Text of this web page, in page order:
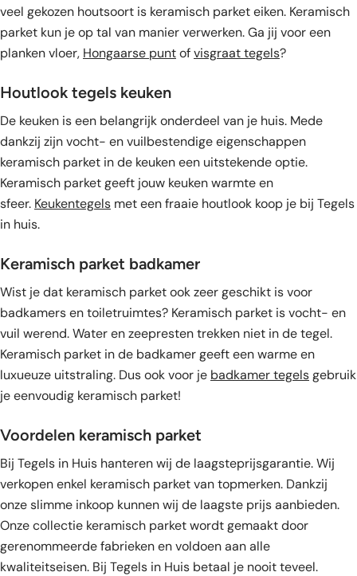
veel gekozen houtsoort is keramisch parket eiken. Keramisch
parket kun je op tal van manier verwerken. Ga jij voor een
planken vloer, Hongaarse puntofvisgraat tegels?
Houtlook tegels keuken
De keuken is een belangrijk onderdeel van je huis. Mede
dankzij zijn vocht- en vuilbestendige eigenschappen
keramisch parket in de keuken een uitstekende optie.
Keramisch parket geeft jouw keuken warmte en
sfeer. Keukentegels met een fraaie houtlook koop je bij Tegels
in huis.
Keramisch parket badkamer
Wist je dat keramisch parket ook zeer geschikt is voor
badkamers en toiletruimtes? Keramisch parket is vocht- en
vuil werend. Water en zeepresten trekken niet in de tegel.
Keramisch parket in de badkamer geeft een warme en
luxueuze uitstraling. Dus ook voor je badkamer tegelsgebruik
je eenvoudig keramisch parket!
Voordelen keramisch parket
Bij Tegels in Huis hanteren wij de laagsteprijsgarantie. Wij
verkopen enkel keramisch parket van topmerken. Dankzij
onze slimme inkoop kunnen wij de laagste prijs aanbieden.
Onze collectie keramisch parket wordt gemaakt door
gerenommeerde fabrieken en voldoen aan alle
kwaliteitseisen. Bij Tegels in Huis betaal je nooit teveel.